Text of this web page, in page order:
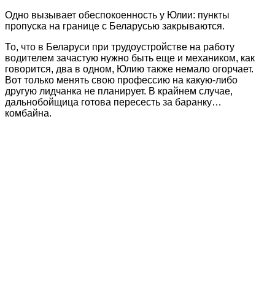
Одно вызывает обеспокоенность у Юлии: пункты
пропуска на границе с Беларусью закрываются.
То, что в Беларуси при трудоустройстве на работу
водителем зачастую нужно быть еще и механиком, как
говорится, два в одном, Юлию также немало огорчает.
Вот только менять свою профессию на какую-либо
другую лидчанка не планирует. В крайнем случае,
дальнобойщица готова пересесть за баранку…
комбайна.